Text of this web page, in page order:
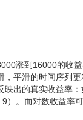
涨到16000的收
平滑的时间序列
出的真实收益率
）。而对数收益率